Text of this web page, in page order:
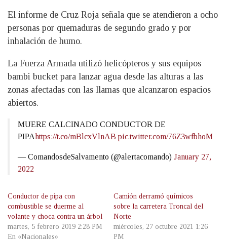
El informe de Cruz Roja señala que se atendieron a ocho
personas por quemaduras de segundo grado y por
inhalación de humo.
La Fuerza Armada utilizó helicópteros y sus equipos
bambi bucket para lanzar agua desde las alturas a las
zonas afectadas con las llamas que alcanzaron espacios
abiertos.
MUERE CALCINADO CONDUCTOR DE
PIPAhttps://t.co/mBlcxVlnAB pic.twitter.com/76Z3wfbhoM
— ComandosdeSalvamento (@alertacomando) January 27,
2022
Conductor de pipa con
combustible se duerme al
volante y choca contra un árbol
martes, 5 febrero 2019 2:28 PM
En «Nacionales»
Camión derramó químicos
sobre la carretera Troncal del
Norte
miércoles, 27 octubre 2021 1:26
PM